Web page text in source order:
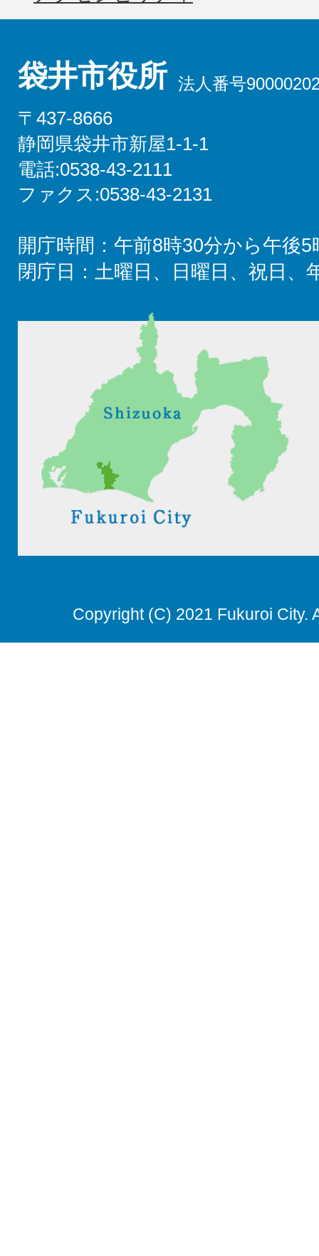
袋井市役所 法人番号
〒437-8666
静岡県袋井市新屋1-1-1
電話:0538-43-2111
ファクス:0538-43-2131
開庁時間：午前8時30分から午後5
閉庁日：土曜日、日曜日、祝日、
Copyright (C) 2021 Fukuroi City.